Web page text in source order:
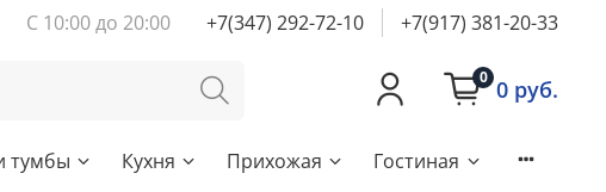
С 10:00 до 20:00 +7(347) 292-72-10 +7(917) 381-20-33
0 0 руб.
тумбы Кухня Прихожая Гостиная